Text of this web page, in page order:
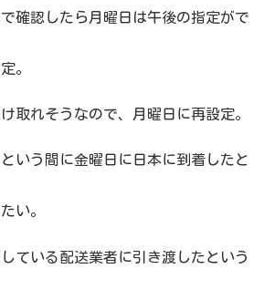
確認したら月曜日は午後の指定がで
。
取れそうなので、月曜日に再設定。
いう間に金曜日に日本に到着したと
い。
ている配送業者に引き渡したという